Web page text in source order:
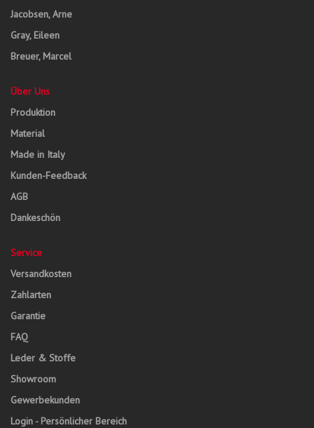
Jacobsen, Arne
Gray, Eileen
Breuer, Marcel
Über Uns
Produktion
Material
Made in Italy
Kunden-Feedback
AGB
Dankeschön
Service
Versandkosten
Zahlarten
Garantie
FAQ
Leder & Stoffe
Showroom
Gewerbekunden
Login - Persönlicher Bereich